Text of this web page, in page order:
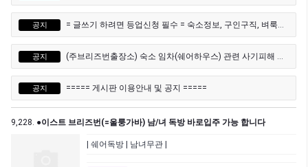
공지 = 글쓰기 하려면 등업신청 필수 = 숙소정보, 구인구직, 벼룩시장, 과외, 자동차매매게시판 등
공지 (주브리즈번출장소) 숙소 임차(쉐어하우스) 관련 사기피해 유의 안내문
공지 ===== 게시판 이용안내 및 공지 =====
9,228. ●이스트 브리즈번(=울룽가바) 남/녀 독방 바로입주 가능 합니다
| 쉐어독방 | 남녀무관 |